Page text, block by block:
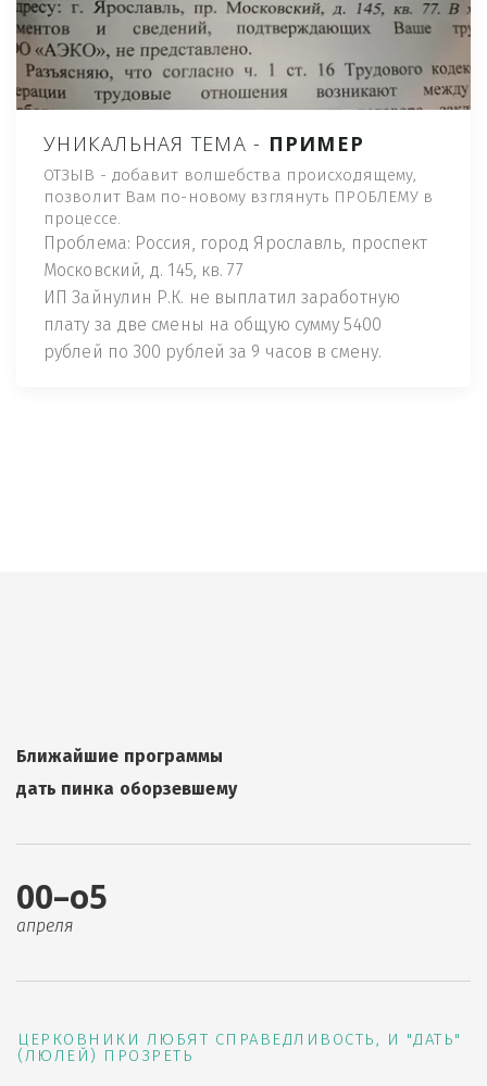
УНИКАЛЬНАЯ ТЕМА - ПРИМЕР
ОТЗЫВ - добавит волшебства происходящему,
позволит Вам по-новому взглянуть ПРОБЛЕМУ в
процессе.
Проблема: Россия, город Ярославль, проспект
Московский, д. 145, кв. 77
ИП Зайнулин Р.К. не выплатил заработную
плату за две смены на общую сумму 5400
рублей по 300 рублей за 9 часов в смену.
Ближайшие программы
дать пинка оборзевшему
00–о5
апреля
ЦЕРКОВНИКИ ЛЮБЯТ СПРАВЕДЛИВОСТЬ, И "ДАТЬ"
(ЛЮЛЕЙ) ПРОЗРЕТЬ